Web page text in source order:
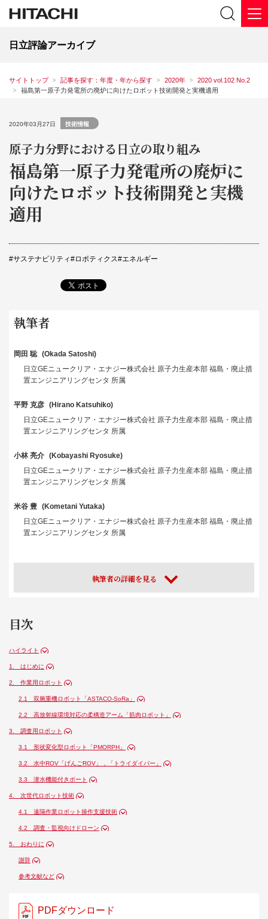
日立評論アーカイブ
サイトトップ 記事を探す：年度・年から探す 2020年
2020 vol.102 No.2
福島第一原子力発電所の廃炉に向けたロボット技術開発と実機適用
2020年03月27日 技術情報
原子力分野における日立の取り組み
福島第一原子力発電所の廃炉に
向けたロボット技術開発と実機
適用
サステナビリティ ロボティクス エネルギー
執筆者
岡田 聡
Okada Satoshi
日立GEニュークリア・エナジー株式会社 原子力生産本部 福島・廃止措
置エンジニアリングセンタ 所属
平野 克彦
Hirano Katsuhiko
日立GEニュークリア・エナジー株式会社 原子力生産本部 福島・廃止措
置エンジニアリングセンタ 所属
小林 亮介
Kobayashi Ryosuke
日立GEニュークリア・エナジー株式会社 原子力生産本部 福島・廃止措
置エンジニアリングセンタ 所属
米谷 豊
Kometani Yutaka
日立GEニュークリア・エナジー株式会社 原子力生産本部 福島・廃止措
置エンジニアリングセンタ 所属
執筆者の詳細を見る
目次
ハイライト
1. はじめに
2. 作業用ロボット
2.1 双腕重機ロボット「ASTACO-SoRa」
2.2 高放射線環境対応の柔構造アーム「筋肉ロボット」
3. 調査用ロボット
3.1 形状変化型ロボット「PMORPH」
3.2 水中ROV「げんごROV」，「トライダイバー」
3.3 潜水機能付きボート
4. 次世代ロボット技術
4.1 遠隔作業ロボット操作支援技術
4.2 調査・監視向けドローン
5. おわりに
謝辞
参考文献など
PDFダウンロード